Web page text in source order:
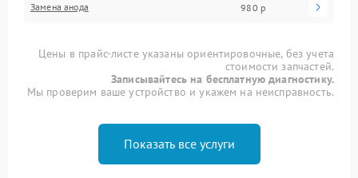
Замена анода 980 р
Цены в прайс-листе указаны ориентировочные, без учета
стоимости запчастей.
Записывайтесь на бесплатную диагностику.
Мы проверим ваше устройство и укажем на неисправность.
Показать все услуги